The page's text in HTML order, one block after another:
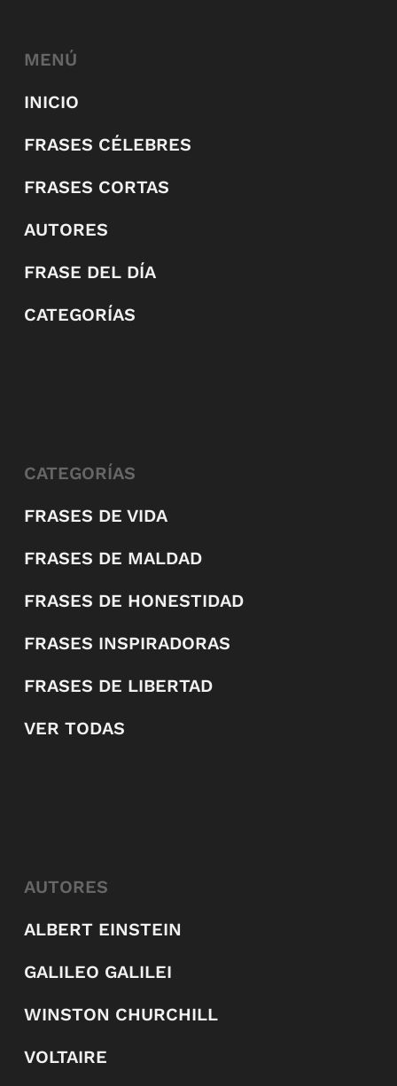
MENÚ
INICIO
FRASES CÉLEBRES
FRASES CORTAS
AUTORES
FRASE DEL DÍA
CATEGORÍAS
CATEGORÍAS
FRASES DE VIDA
FRASES DE MALDAD
FRASES DE HONESTIDAD
FRASES INSPIRADORAS
FRASES DE LIBERTAD
VER TODAS
AUTORES
ALBERT EINSTEIN
GALILEO GALILEI
WINSTON CHURCHILL
VOLTAIRE